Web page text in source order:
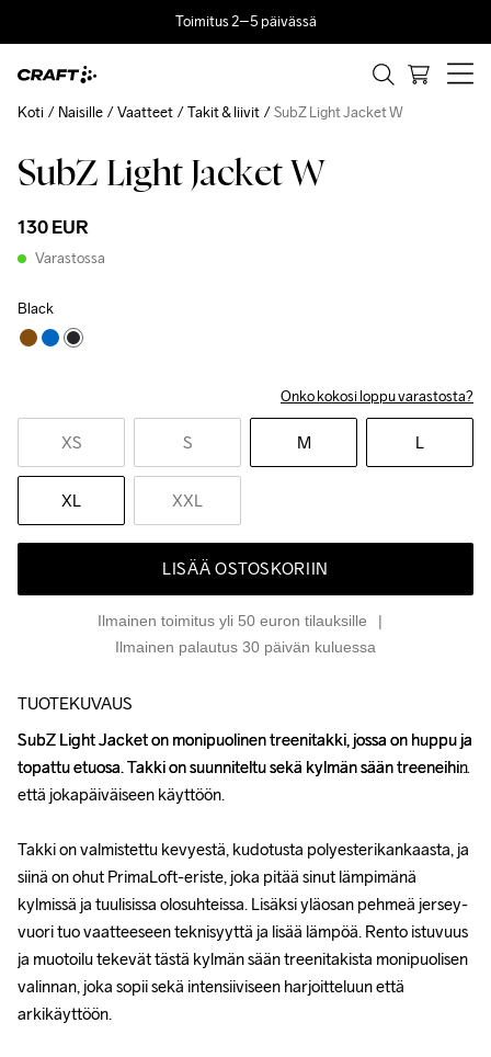
Toimitus 2–5 päivässä
SubZ Light Jacket W
130 EUR
Varastossa
Black
Onko kokosi loppu varastosta?
XS S M L
XL XXL
LISÄÄ OSTOSKORIIN
Ilmainen toimitus yli 50 euron tilauksille
Ilmainen palautus 30 päivän kuluessa
Koti Naisille Vaatteet Takit & liivit SubZ Light Jacket W
TUOTEKUVAUS
SubZ Light Jacket on monipuolinen treenitakki, jossa on huppu ja
topattu etuosa. Takki on suunniteltu sekä kylmän sään treeneihin
että jokapäiväiseen käyttöön.
Takki on valmistettu kevyestä, kudotusta polyesterikankaasta, ja
siinä on ohut PrimaLoft-eriste, joka pitää sinut lämpimänä
kylmissä ja tuulisissa olosuhteissa. Lisäksi yläosan pehmeä jersey-
vuori tuo vaatteeseen teknisyyttä ja lisää lämpöä. Rento istuvuus
ja muotoilu tekevät tästä kylmän sään treenitakista monipuolisen
valinnan, joka sopii sekä intensiiviseen harjoitteluun että
arkikäyttöön.
SubZ Light Jacket on monipuolinen treenitakki, jossa on huppu ja
topattu etuosa. Takki on suunniteltu sekä kylmän sään treeneihin
että jokapäiväiseen käyttöön.
Takki on valmistettu kevyestä, kudotusta polyesterikankaasta, ja
siinä on ohut PrimaLoft-eriste, joka pitää sinut lämpimänä
kylmissä ja tuulisissa olosuhteissa. Lisäksi yläosan pehmeä jersey-
vuori tuo vaatteeseen teknisyyttä ja lisää lämpöä. Rento istuvuus
ja muotoilu tekevät tästä kylmän sään treenitakista monipuolisen
valinnan, joka sopii sekä intensiiviseen harjoitteluun että
arkikäyttöön.